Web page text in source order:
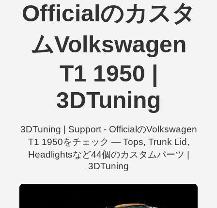
Officialのカスタ
ムVolkswagen
T1 1950 |
3DTuning
3DTuning | Support - OfficialのVolkswagen
T1 1950をチェック — Tops, Trunk Lid,
Headlightsなど44個のカスタムパーツ |
3DTuning